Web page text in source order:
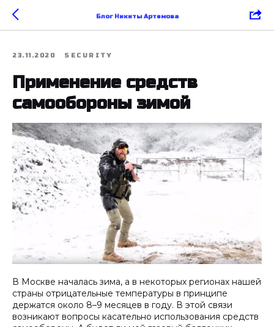
Блог Никиты Артемова
23.11.2020 SECURITY
Применение средств
самообороны зимой
В Москве началась зима, а в некоторых регионах нашей
страны отрицательные температуры в принципе
держатся около 8–9 месяцев в году. В этой связи
возникают вопросы касательно использования средств